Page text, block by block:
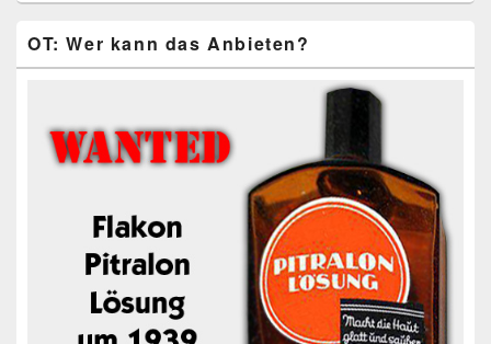
OT: Wer kann das Anbieten?